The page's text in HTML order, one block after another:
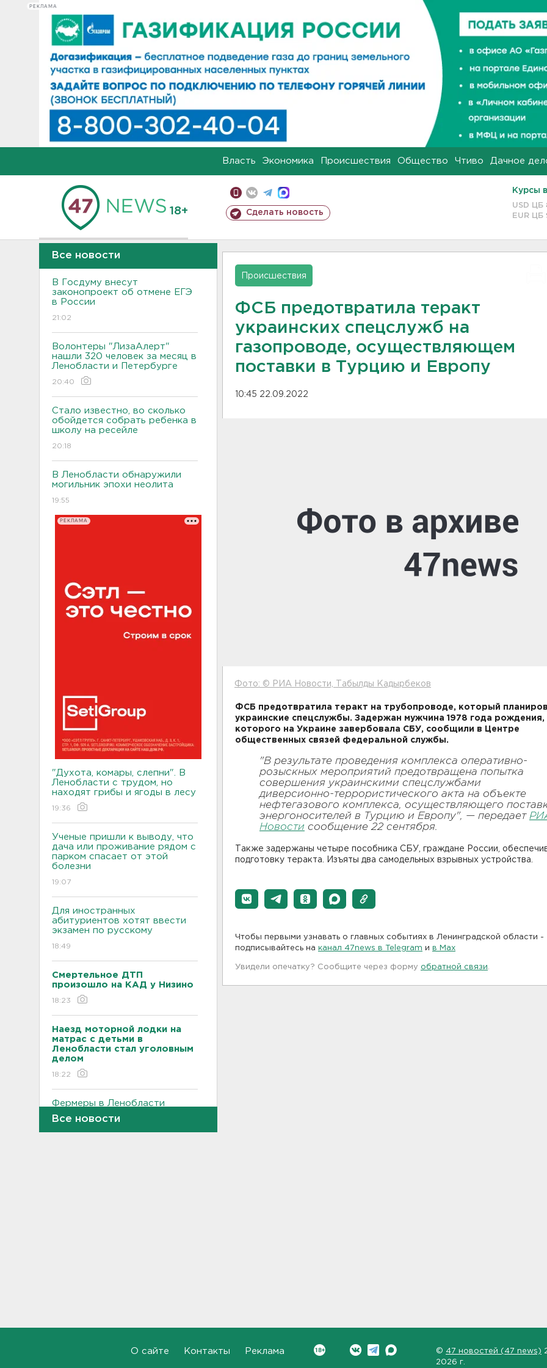
РЕКЛАМА
Власть Экономика Происшествия Общество Чтиво Дачное
18+ Сделать новость
Курсы
USD ЦБ
EUR ЦБ
Все новости
В Госдуму внесут
законопроект об отмене ЕГЭ
в России
21:02
Волонтеры "ЛизаАлерт"
нашли 320 человек за месяц в
Ленобласти и Петербурге
20:40
Стало известно, во сколько
обойдется собрать ребенка в
школу на ресейле
20:18
В Ленобласти обнаружили
могильник эпохи неолита
19:55
РЕКЛАМА
"Духота, комары, слепни". В
Ленобласти с трудом, но
находят грибы и ягоды в лесу
19:36
Ученые пришли к выводу, что
дача или проживание рядом с
парком спасает от этой
болезни
19:07
Для иностранных
абитуриентов хотят ввести
экзамен по русскому
18:49
Смертельное ДТП
произошло на КАД у Низино
18:23
Наезд моторной лодки на
матрас с детьми в
Ленобласти стал уголовным
делом
18:22
Фермеры в Ленобласти
рублей на развитие
хозяйства
финансирование ФБК*
Все новости
Происшествия
ФСБ предотвратила теракт
украинских спецслужб на
газопроводе, осуществляющем
поставки в Турцию и Европу
10:45 22.09.2022
Фото: © РИА Новости, Табылды Кадырбеков
ФСБ предотвратила теракт на трубопроводе, который
украинские спецслужбы. Задержан мужчина 1978 года рождения,
которого на Украине завербовала СБУ, сообщили в Центре
общественных связей федеральной службы.
"В результате проведения комплекса оперативно-
розыскных мероприятий предотвращена попытка
совершения украинскими спецслужбами
диверсионно-террористического акта на объекте
нефтегазового комплекса, осуществляющего
энергоносителей в Турцию и Европу", — передает
Новости сообщение 22 сентября.
Также задержаны четыре пособника СБУ, граждане России,
подготовку теракта. Изъяты два самодельных взрывных устройства.
Чтобы первыми узнавать о главных событиях в Ленинградской области -
подписывайтесь на канал 47news в Telegram и в Maх
Увидели опечатку? Сообщите через форму обратной связи
О сайте Контакты Реклама © 47 новостей (47 news)
2026 г.